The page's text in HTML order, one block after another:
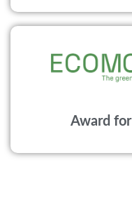
Award